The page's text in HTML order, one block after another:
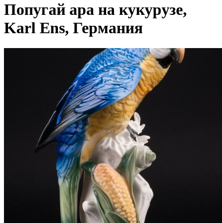
Попугай ара на кукурузе,
Karl Ens, Германия